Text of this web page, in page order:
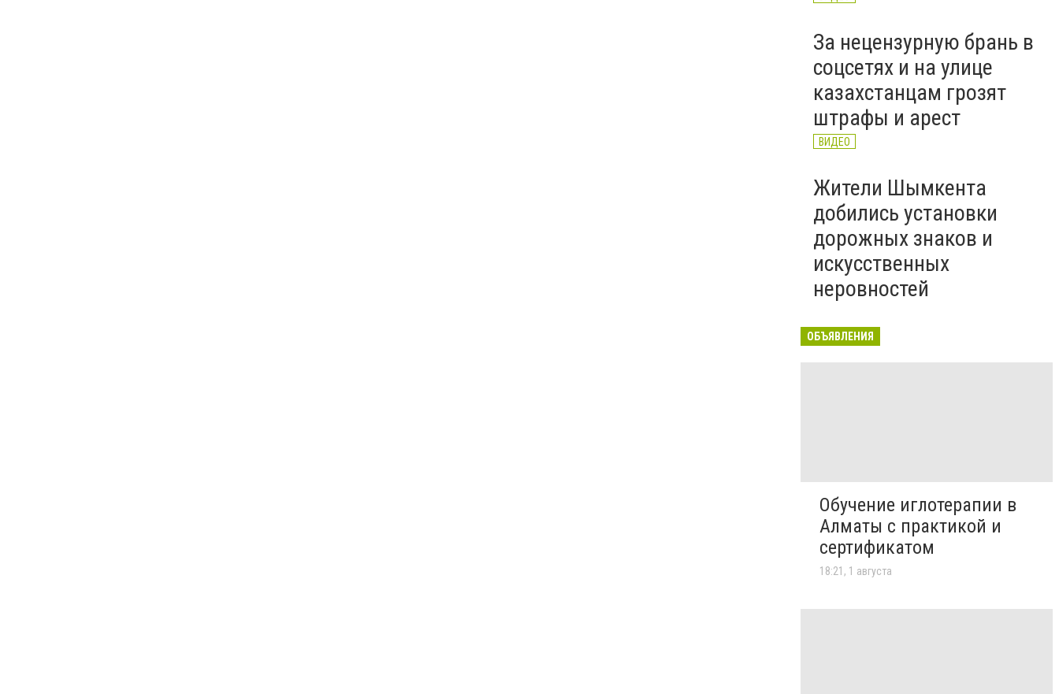
За нецензурную брань в
соцсетях и на улице
казахстанцам грозят
штрафы и арест
ВИДЕО
Жители Шымкента
добились установки
дорожных знаков и
искусственных
неровностей
ОБЪЯВЛЕНИЯ
Обучение иглотерапии в
Алматы с практикой и
сертификатом
18:21, 1 августа